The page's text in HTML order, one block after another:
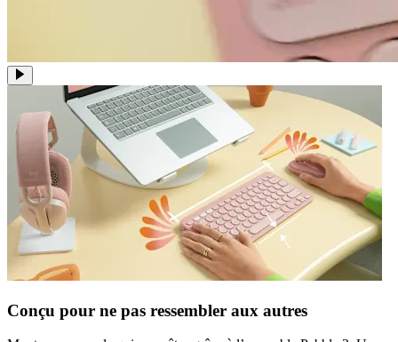
Conçu pour ne pas ressembler aux autres